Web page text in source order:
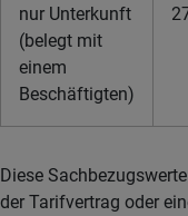
nur Unterkunft
(belegt mit
einem
Beschäftigten)
Diese
der Tarifvertrag oder